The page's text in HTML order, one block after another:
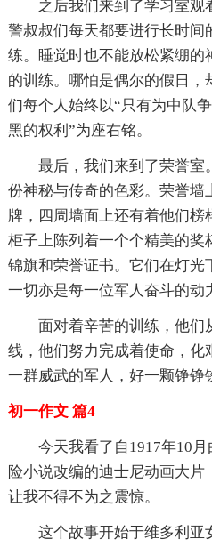
之后我们来到了学习室观
警叔叔们每天都要进行长时间
练。睡觉时也不能放松紧绷的
的训练。哪怕是偶尔的假日
们每个人始终以“只有为中队
黑的权利”为座右铭。
最后，我们来到了荣誉室
份神秘与传奇的色彩。荣誉墙
牌，四周墙面上还有着他们榜
柜子上陈列着一个个精美的奖
锦旗和荣誉证书。它们在灯光
一切亦是每一位军人奋斗的动
面对着辛苦的训练，他们
线，他们努力完成着使命，化
一群威武的军人，好一颗铮铮
初一作文 篇4
今天我看了自1917年10
险小说改编的迪士尼动画大
让我不得不为之震惊。
这个故事开始于维多利亚